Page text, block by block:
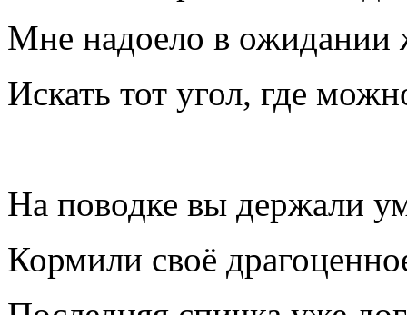
Мне надоело в ожидании
Искать тот угол, где
На поводке вы держали
Кормили своё